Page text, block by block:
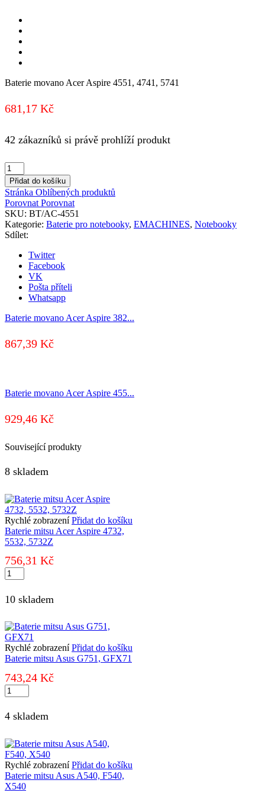
Baterie movano Acer Aspire 4551, 4741, 5741
681,17 Kč
42 zákazníků si právě prohlíží produkt
Baterie
movano
Acer
Aspire
4551,
4741,
5741
množství
Přidat do košíku
Stránka Oblíbených produktů
Porovnat Porovnat
SKU: BT/AC-4551
Kategorie: Baterie pro notebooky, EMACHINES, Notebooky
Sdílet:
Twitter
Facebook
VK
Pošta příteli
Whatsapp
Baterie movano Acer Aspire 382...
867,39 Kč
Baterie movano Acer Aspire 455...
929,46 Kč
Související produkty
8 skladem
Rychlé zobrazení Přidat do košíku
Baterie mitsu Acer Aspire 4732,
5532, 5732Z
756,31 Kč
Baterie
mitsu
Aspire
5532,
5732Z
množství
10 skladem
Rychlé zobrazení Přidat do košíku
Baterie mitsu Asus G751, GFX71
743,24 Kč
Baterie
mitsu
Asus
G751,
množství
4 skladem
Rychlé zobrazení Přidat do košíku
Baterie mitsu Asus A540, F540,
X540